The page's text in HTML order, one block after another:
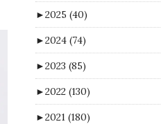
►2025 (40)
►2024 (74)
►2023 (85)
►2022 (130)
►2021 (180)